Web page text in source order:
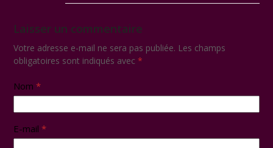
Laisser un commentaire
Votre adresse e-mail ne sera pas publiée. Les champs
obligatoires sont indiqués avec*
Nom*
E-mail*